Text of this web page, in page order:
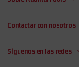
Contactar con nosotros
Síguenos en las redes